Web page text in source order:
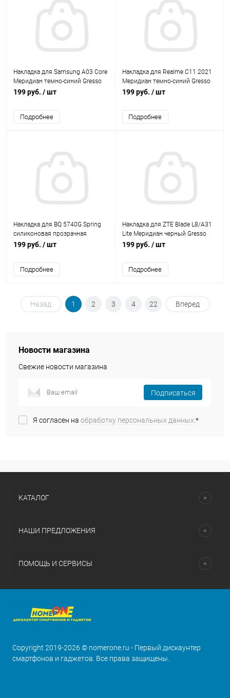
Накладка для Samsung A03 Core
Меридиан темно-синий Gresso
199 руб. / шт
Подробнее
Накладка для Realme C11 2021
Меридиан темно-синий Gresso
199 руб. / шт
Подробнее
Накладка для BQ 5740G Spring
силиконовая прозрачная
199 руб. / шт
Подробнее
Накладка для ZTE Blade L8/A31
Lite Меридиан черный Gresso
199 руб. / шт
Подробнее
Назад 1 2 3 4 22 Вперед
Новости магазина
Свежие новости магазина
Подписаться
Я согласен на обработку персональных данных.*
КАТАЛОГ
НАШИ ПРЕДЛОЖЕНИЯ
ПОМОЩЬ И СЕРВИСЫ
Copyright 2019-2026 © nomerone.ru - Первый дискаунтер
смартфонов и гаджетов. Все права защищены.